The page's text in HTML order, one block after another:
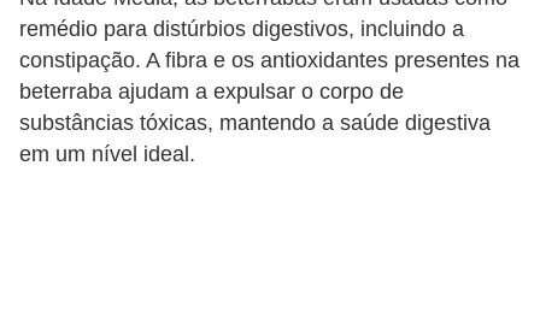
remédio para distúrbios digestivos, incluindo a
constipação. A fibra e os antioxidantes presentes na
beterraba ajudam a expulsar o corpo de
substâncias tóxicas, mantendo a saúde digestiva
em um nível ideal.